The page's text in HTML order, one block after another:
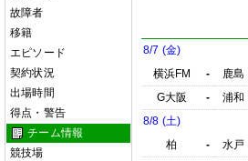
故障者
移籍
エピソード
契約状況
出場時間
得点・警告
チーム情報
競技場
8/7 (金)
横浜FM
- 鹿島
G大阪
- 浦和
8/8 (土)
柏
- 水戸